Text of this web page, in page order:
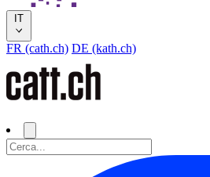
IT
FR (cath.ch) DE (kath.ch)